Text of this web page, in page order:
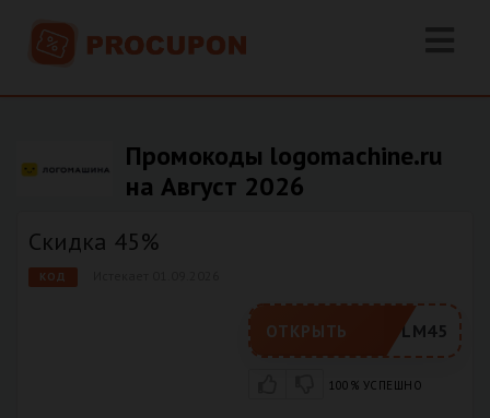
Промокоды logomachine.ru
на Август 2026
​Скидка 45%
КОД
LM45
ОТКРЫТЬ
100% УСПЕШНО